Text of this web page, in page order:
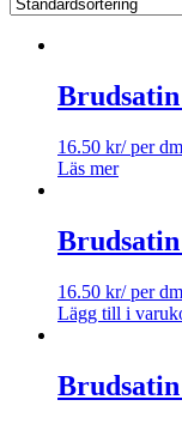
16.50 kr/ per dm
Läs mer
16.50 kr/ per dm
Lägg till i